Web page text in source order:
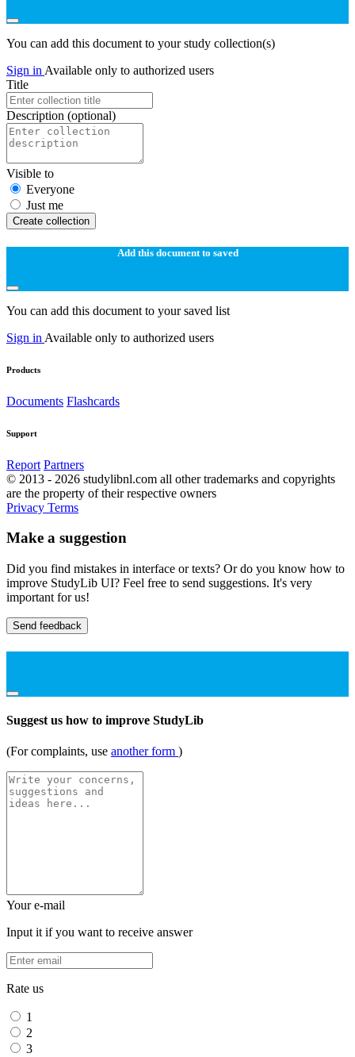
You can add this document to your study collection(s)
Sign in Available only to authorized users
Title
Description (optional)
Visible to
Everyone
Just me
Create collection
Add this document to saved
You can add this document to your saved list
Sign in Available only to authorized users
Products
Documents Flashcards
Support
Report Partners
© 2013 - 2026 studylibnl.com all other trademarks and copyrights
are the property of their respective owners
Privacy Terms
Make a suggestion
Did you find mistakes in interface or texts? Or do you know how to
improve StudyLib UI? Feel free to send suggestions. It's very
important for us!
Send feedback
Suggest us how to improve StudyLib
(For complaints, use another form )
Your e-mail
Input it if you want to receive answer
Rate us
1
2
3